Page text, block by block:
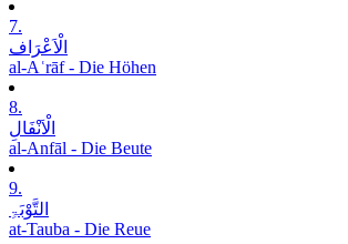
7.
الْاَعْرَاف
al-Aʿrāf - Die Höhen
8.
الْاَنْفَالِ
al-Anfāl - Die Beute
9.
التَّوْبَۃِ
at-Tauba - Die Reue